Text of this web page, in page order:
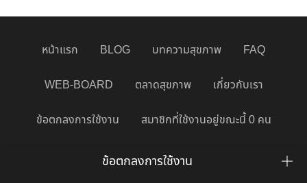
หน้าแรก BLOG บทความสุขภาพ FAQ
WEB-BOARD ตลาดสุขภาพ เกี่ยวกับเรา
ข้อตกลงการใช้งาน สมาชิกที่ใช้งานอยู่ขณะนี้ 0 คน
ข้อตกลงการใช้งาน